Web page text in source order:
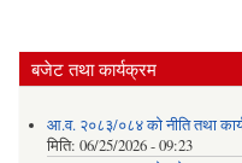
बजेट तथा कार्यक्रम
आ.व. २०८३/०८४ को नीति तथा
मिति: 06/25/2026 - 09:23